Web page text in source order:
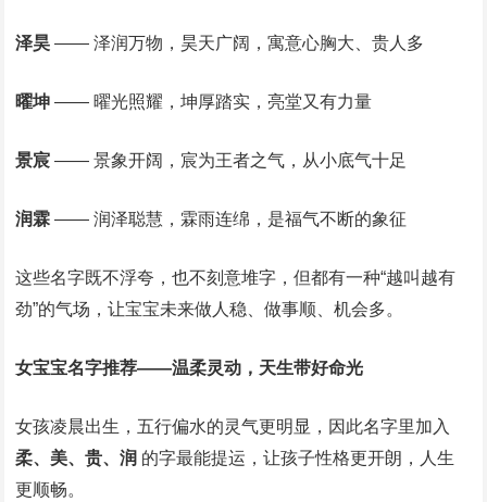
泽昊 —— 泽润万物，昊天广阔，寓意心胸大、贵人多
曜坤 —— 曜光照耀，坤厚踏实，亮堂又有力量
景宸 —— 景象开阔，宸为王者之气，从小底气十足
润霖 —— 润泽聪慧，霖雨连绵，是福气不断的象征
这些名字既不浮夸，也不刻意堆字，但都有一种“越叫越有
劲”的气场，让宝宝未来做人稳、做事顺、机会多。
女宝宝名字推荐——温柔灵动，天生带好命光
女孩凌晨出生，五行偏水的灵气更明显，因此名字里加入
柔、美、贵、润 的字最能提运，让孩子性格更开朗，人生
更顺畅。